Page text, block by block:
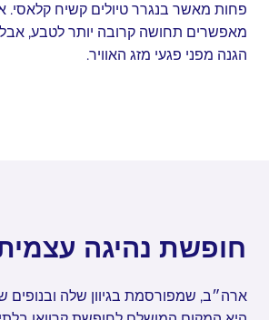
פחות מאשר בנגרר טיולים קשיח קלאסי.
מאפשרים תחושה קרובה יותר לטבע,
הגנה מפני פגעי מזג האוויר.
חופשת נהיגה
ארה״ב, שמפורסמת בגיוון שלה ובנופים